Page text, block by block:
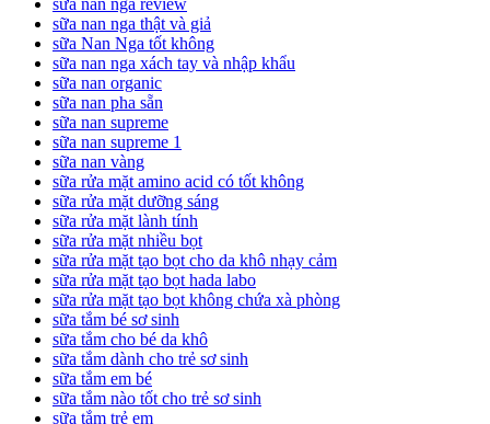
sữa nan nga thật và giả
sữa Nan Nga tốt không
sữa nan nga xách tay và nhập khẩu
sữa nan organic
sữa nan pha sẵn
sữa nan supreme
sữa nan supreme 1
sữa nan vàng
sữa rửa mặt amino acid có tốt không
sữa rửa mặt dưỡng sáng
sữa rửa mặt lành tính
sữa rửa mặt nhiều bọt
sữa rửa mặt tạo bọt cho da khô nhạy cảm
sữa rửa mặt tạo bọt hada labo
sữa rửa mặt tạo bọt không chứa xà phòng
sữa tắm bé sơ sinh
sữa tắm cho bé da khô
sữa tắm dành cho trẻ sơ sinh
sữa tắm em bé
sữa tắm nào tốt cho trẻ sơ sinh
sữa tắm trẻ em